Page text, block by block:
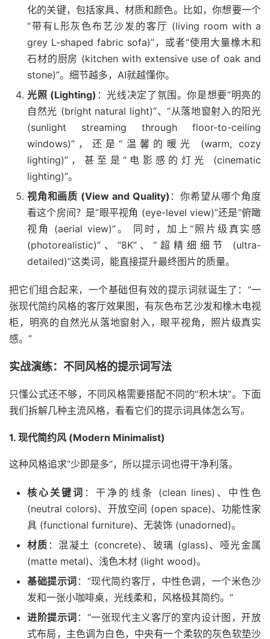
化的关键，包括家具、材质和颜色。比如，你想要一个
“带有L形灰色布艺沙发的客厅 (living room with a
grey L-shaped fabric sofa)”，或者“使用大量橡木和
石材的厨房 (kitchen with extensive use of oak and
stone)”。细节越多，AI就越懂你。
光照 (Lighting) ：光线决定了氛围。你是想要“明亮的
自然光 (bright natural light)”、“从落地窗射入的阳光
(sunlight streaming through floor-to-ceiling
windows)”，还是“温馨的暖光 (warm, cozy
lighting)”，甚至是“电影感的灯光 (cinematic
lighting)”。
视角和画质 (View and Quality) ：你希望从哪个角度
看这个房间？是“眼平视角 (eye-level view)”还是“俯瞰
视角 (aerial view)”。 同时，加上“照片级真实感
(photorealistic)”、“8K”、“超精细细节 (ultra-
detailed)”这类词，能直接提升最终图片的质量。
把它们组合起来，一个基础但有效的提示词就诞生了：“一
张现代简约风格的客厅效果图，有灰色布艺沙发和橡木电视
柜，明亮的自然光从落地窗射入，眼平视角，照片级真实
感。”
实战演练：不同风格的提示词写法
只懂公式还不够，不同风格需要搭配不同的“积木块”。下面
我们拆解几种主流风格，看看它们的提示词具体怎么写。
1. 现代简约风 (Modern Minimalist)
这种风格追求“少即是多”，所以提示词也得干净利落。
核心关键词 ：干净的线条 (clean lines)、中性色
(neutral colors)、开放空间 (open space)、功能性家
具 (functional furniture)、无装饰 (unadorned)。
材质 ：混凝土 (concrete)、玻璃 (glass)、哑光金属
(matte metal)、浅色木材 (light wood)。
基础提示词 ：“现代简约客厅，中性色调，一个米色沙
发和一张小咖啡桌，光线柔和，风格极其简约。”
进阶提示词 ：“一张现代主义客厅的室内设计图，开放
式布局，主色调为白色，中央有一个柔软的灰色软垫沙